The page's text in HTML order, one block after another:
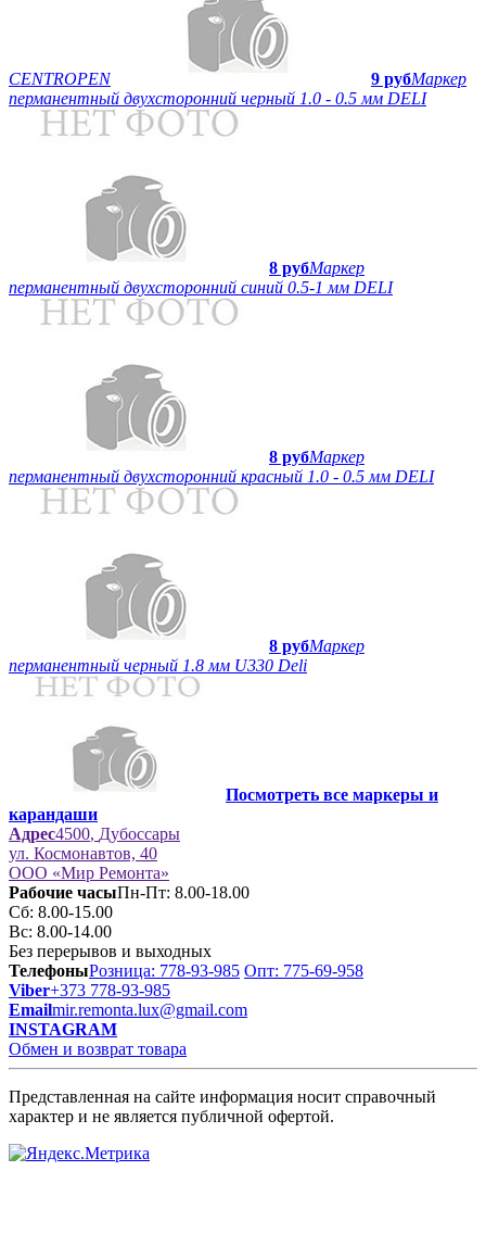
CENTROPEN 9 рубМаркер
перманентный двухсторонний черный 1.0 - 0.5 мм DELI
8 рубМаркер
перманентный двухсторонний синий 0.5-1 мм DELI
8 рубМаркер
перманентный двухсторонний красный 1.0 - 0.5 мм DELI
8 рубМаркер
перманентный черный 1.8 мм U330 Deli
Посмотреть все маркеры и
карандаши
Адрес4500, Дубоссары
ул. Космонавтов, 40
ООО «Мир Ремонта»
Рабочие часыПн-Пт: 8.00-18.00
Сб: 8.00-15.00
Вс: 8.00-14.00
Без перерывов и выходных
ТелефоныРозница: 778-93-985 Опт: 775-69-958
Viber+373 778-93-985
Emailmir.remonta.lux@gmail.com
INSTAGRAM
Обмен и возврат товара
Представленная на сайте информация носит справочный
характер и не является публичной офертой.